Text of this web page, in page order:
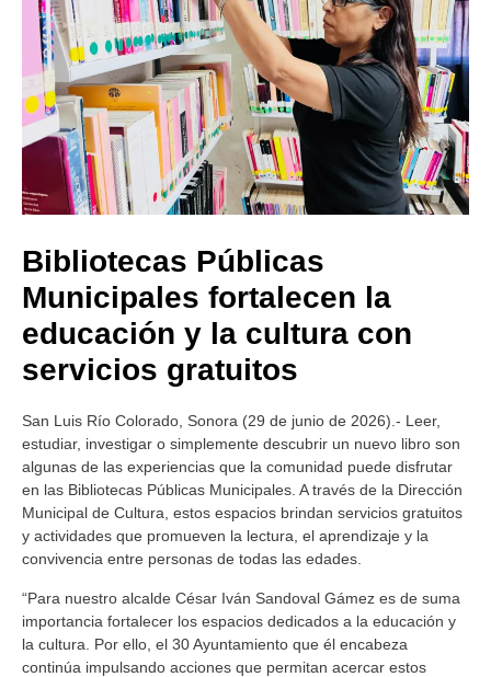
Bibliotecas Públicas
Municipales fortalecen la
educación y la cultura con
servicios gratuitos
San Luis Río Colorado, Sonora (29 de junio de 2026).- Leer,
estudiar, investigar o simplemente descubrir un nuevo libro son
algunas de las experiencias que la comunidad puede disfrutar
en las Bibliotecas Públicas Municipales. A través de la Dirección
Municipal de Cultura, estos espacios brindan servicios gratuitos
y actividades que promueven la lectura, el aprendizaje y la
convivencia entre personas de todas las edades.
“Para nuestro alcalde César Iván Sandoval Gámez es de suma
importancia fortalecer los espacios dedicados a la educación y
la cultura. Por ello, el 30 Ayuntamiento que él encabeza
continúa impulsando acciones que permitan acercar estos